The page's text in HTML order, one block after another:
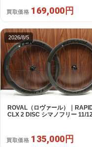
買取価格 169,000円
2026/8/5
ROVAL（ロヴァール）｜
CLX 2 DISC シマノフリー 11/
買取価格 135,000円